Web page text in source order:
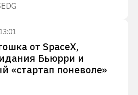
от SpaceX,
Бьюрри и
«стартап поневоле»